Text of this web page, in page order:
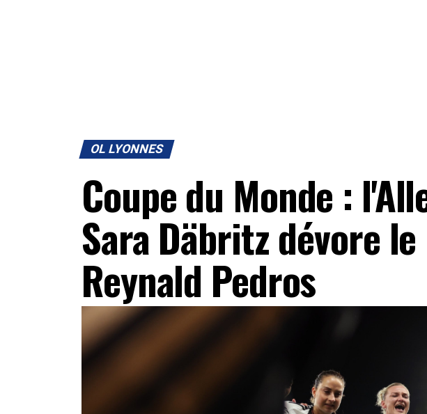
OL LYONNES
Coupe du Monde :
Sara Däbritz dévore
Reynald Pedros